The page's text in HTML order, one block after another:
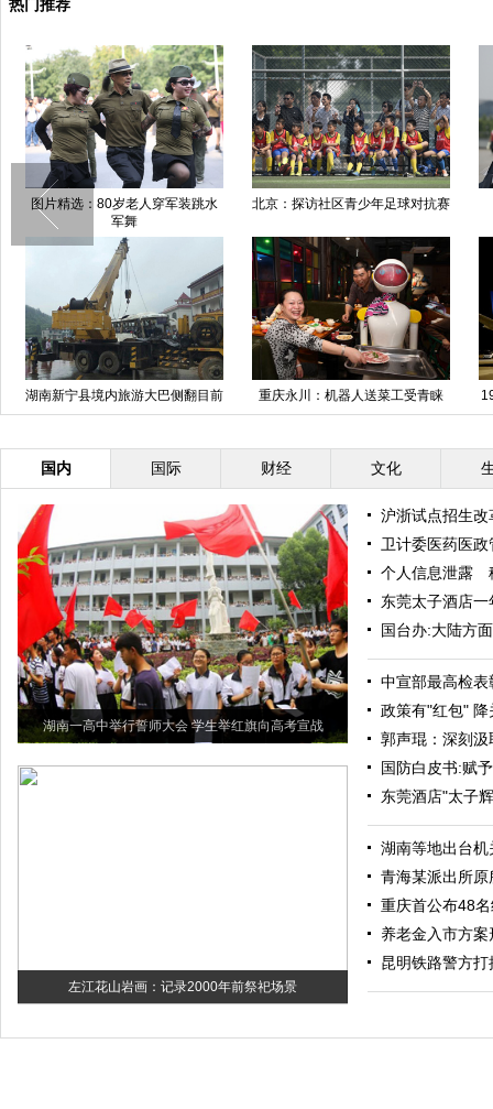
热门推荐
图片精选：80岁老人穿军装跳水
军舞
北京：探访社区青少年足球对抗赛
湖南新宁县境内旅游大巴侧翻目前
已致6人死亡
重庆永川：机器人送菜工受青睐
国内 国际 财经 文化
湖南一高中举行誓师大会 学生举红旗向高考宣战
左江花山岩画：记录2000年前祭祀场景
沪浙试点招生
卫计委医药医
个人信息泄露
东莞太子酒店
国台办:大陆方
中宣部最高检
政策有"红包"
郭声琨：深刻
国防白皮书:赋
东莞酒店"太子
湖南等地出台
青海某派出所
重庆首公布48
养老金入市方
昆明铁路警方